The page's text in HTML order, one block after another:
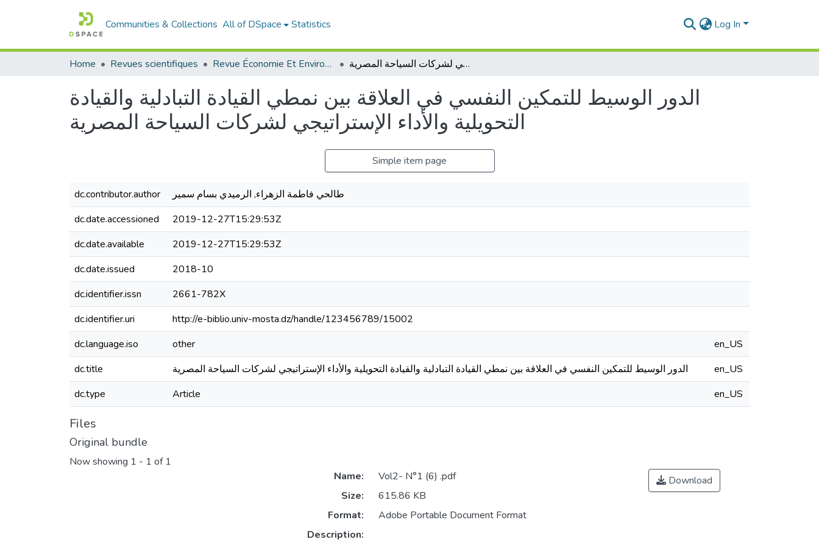
Communities & Collections All of DSpace Statistics Log In
Home Revues scientifiques Revue Économie Et Environnement الدور الوسيط للتمكين النفسي في العلاقة بين نمطي القيادة التبادلية والقيادة التحويلية والأداء الإستراتيجي لشركات السياحة المصرية
الدور الوسيط للتمكين النفسي في العلاقة بين نمطي القيادة التبادلية والقيادة
التحويلية والأداء الإستراتيجي لشركات السياحة المصرية
Simple item page
dc.contributor.author
طالحي فاطمة الزهراء, الرميدي بسام سمير
dc.date.accessioned
2019-12-27T15:29:53Z
dc.date.available
2019-12-27T15:29:53Z
dc.date.issued
2018-10
dc.identifier.issn
2661-782X
dc.identifier.uri
http://e-biblio.univ-mosta.dz/handle/123456789/15002
dc.language.iso
other
en_US
dc.title
الدور الوسيط للتمكين النفسي في العلاقة بين نمطي القيادة التبادلية والقيادة التحويلية والأداء الإستراتيجي لشركات السياحة المصرية
en_US
dc.type
Article en_US
Files
Original bundle
Now showing 1 - 1 of 1
Name:
Vol2- N°1 (6) .pdf
Size:
615.86 KB
Format:
Adobe Portable Document Format
Description:
Download